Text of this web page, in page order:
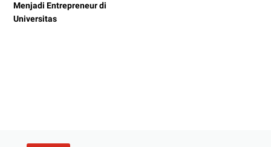
Menjadi Entrepreneur di
Universitas